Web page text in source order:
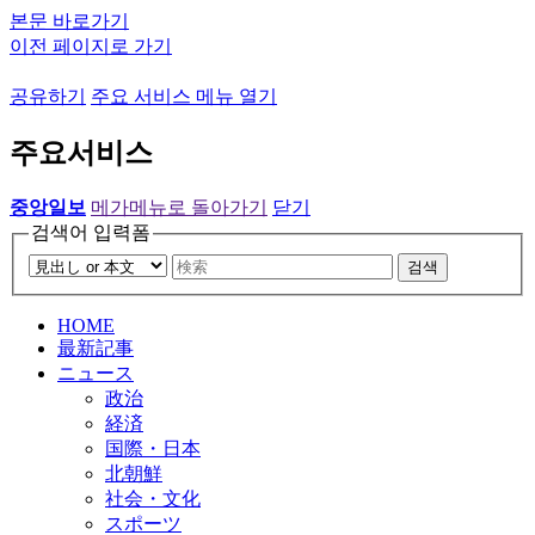
본문 바로가기
이전 페이지로 가기
공유하기 주요 서비스 메뉴 열기
주요서비스
중앙일보 메가메뉴로 돌아가기
닫기
검색어 입력폼
검색
HOME
最新記事
ニュース
政治
経済
国際・日本
北朝鮮
社会・文化
スポーツ